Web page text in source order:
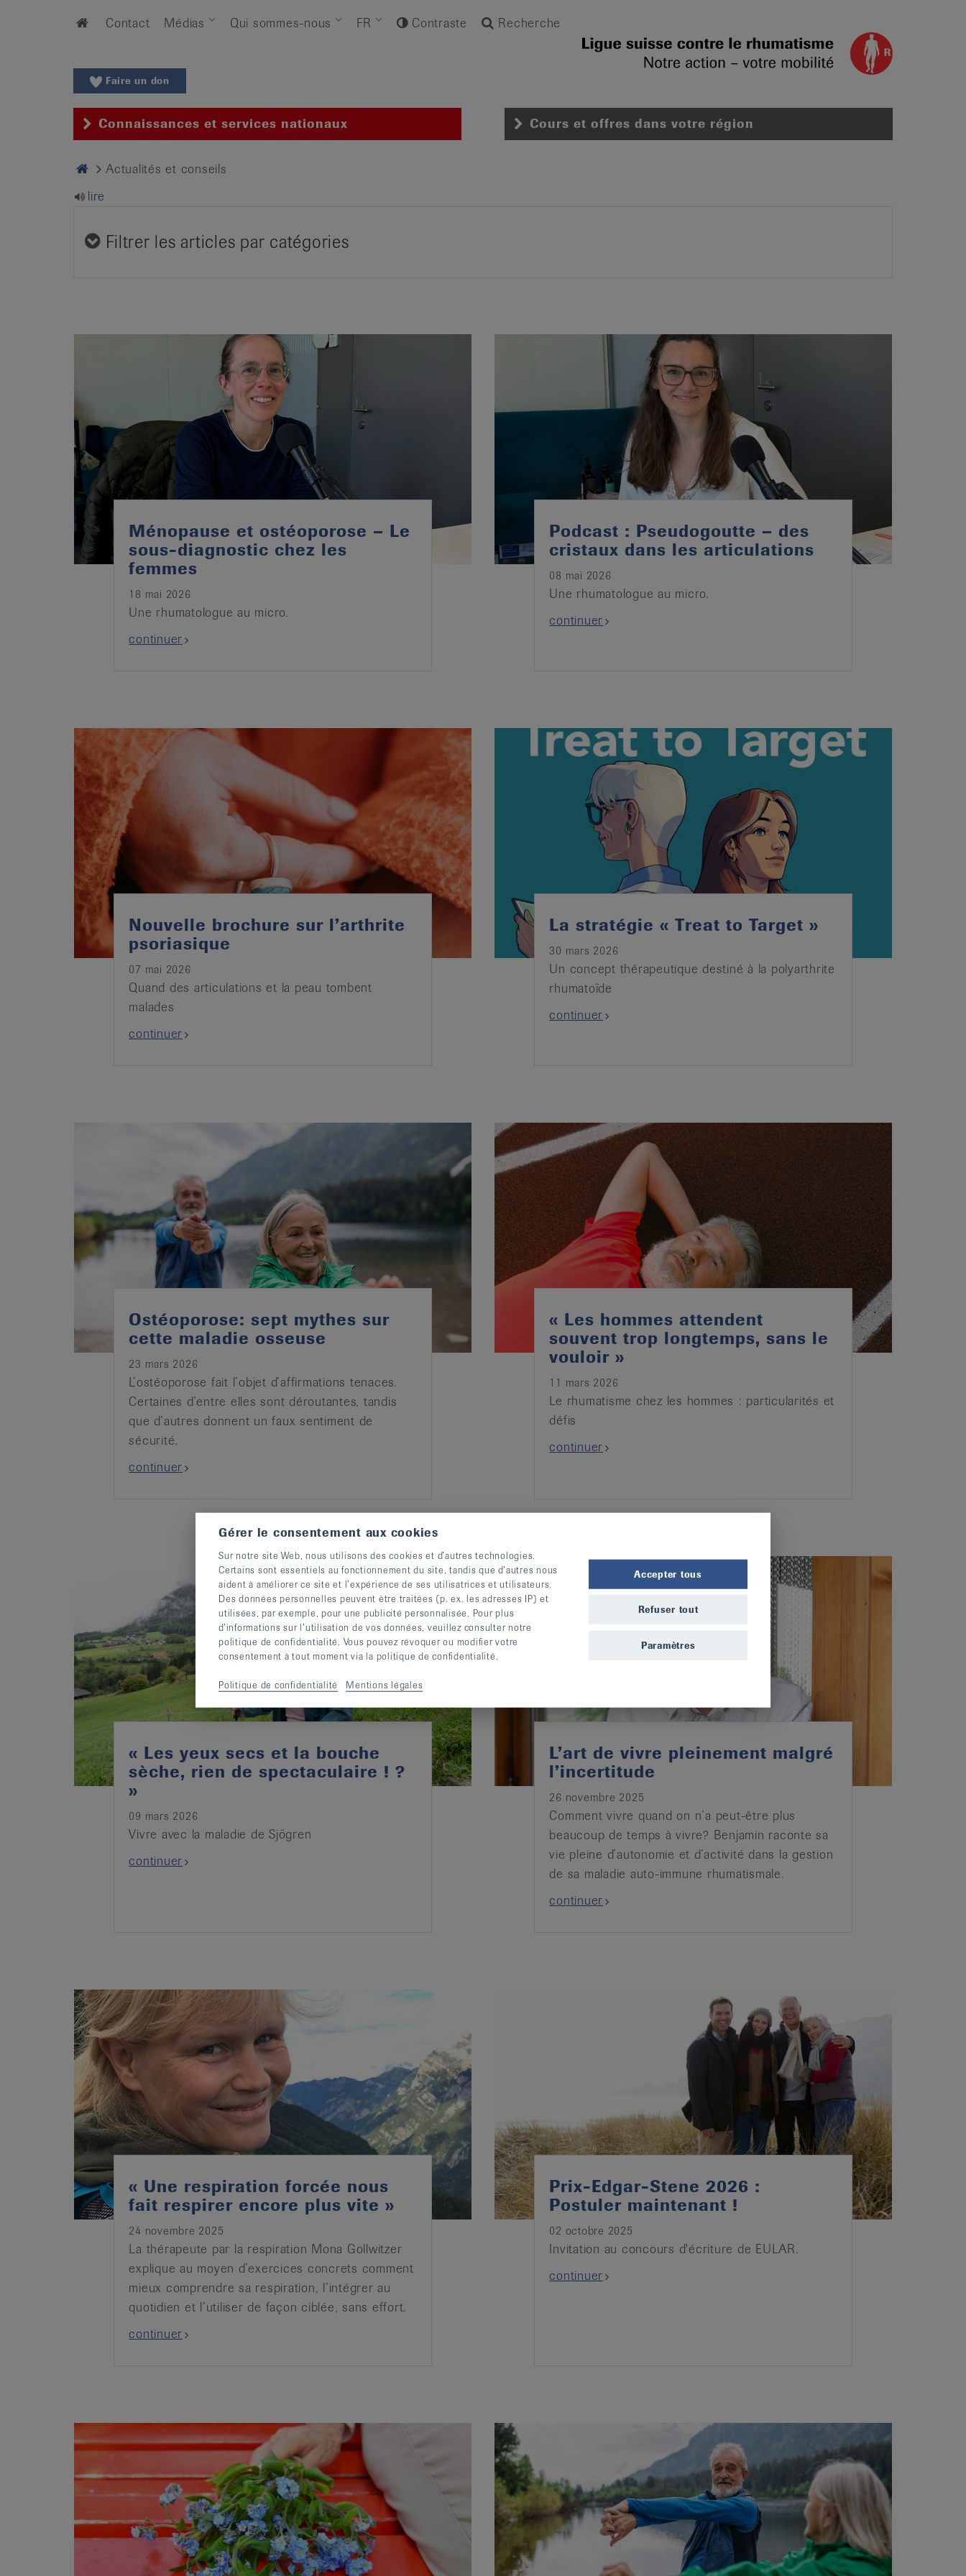
Home
Contact Médias Qui sommes-nous FR Contraste Recherche
Faire un don
Connaissances et services nationaux Cours et offres dans votre région
Home
Actualités et conseils
lire
Filtrer les articles par catégories
Ménopause et ostéoporose – Le
sous-diagnostic chez les
femmes
18 mai 2026
Une rhumatologue au micro.
continuer
Podcast : Pseudogoutte – des
cristaux dans les articulations
08 mai 2026
Une rhumatologue au micro.
continuer
Nouvelle brochure sur l’arthrite
psoriasique
07 mai 2026
Quand des articulations et la peau tombent
malades
continuer
La stratégie « Treat to Target »
30 mars 2026
Un concept thérapeutique destiné à la polyarthrite
rhumatoïde
continuer
Ostéoporose: sept mythes sur
cette maladie osseuse
23 mars 2026
L’ostéoporose fait l’objet d’affirmations tenaces.
Certaines d’entre elles sont déroutantes, tandis
que d’autres donnent un faux sentiment de
sécurité.
continuer
« Les hommes attendent
souvent trop longtemps, sans le
vouloir »
11 mars 2026
Le rhumatisme chez les hommes : particularités et
défis
continuer
« Les yeux secs et la bouche
sèche, rien de spectaculaire ! ?
»
09 mars 2026
Vivre avec la maladie de Sjögren
continuer
L’art de vivre pleinement malgré
l’incertitude
26 novembre 2025
Comment vivre quand on n’a peut-être plus
beaucoup de temps à vivre? Benjamin raconte sa
vie pleine d’autonomie et d’activité dans la gestion
de sa maladie auto-immune rhumatismale.
continuer
« Une respiration forcée nous
fait respirer encore plus vite »
24 novembre 2025
La thérapeute par la respiration Mona Gollwitzer
explique au moyen d’exercices concrets comment
mieux comprendre sa respiration, l’intégrer au
quotidien et l’utiliser de façon ciblée, sans effort.
continuer
Prix-Edgar-Stene 2026 :
Postuler maintenant !
02 octobre 2025
Invitation au concours d'écriture de EULAR.
continuer
Gérer le consentement aux cookies
Sur notre site Web, nous utilisons des cookies et d’autres technologies.
Certains sont essentiels au fonctionnement du site, tandis que d’autres nous
aident à améliorer ce site et l’expérience de ses utilisatrices et utilisateurs.
Des données personnelles peuvent être traitées (p. ex. les adresses IP) et
utilisées, par exemple, pour une publicité personnalisée. Pour plus
d’informations sur l’utilisation de vos données, veuillez consulter notre
politique de confidentialité. Vous pouvez révoquer ou modifier votre
consentement à tout moment via la politique de confidentialité.
Politique de confidentialité Mentions légales
Accepter tous
Refuser tout
Paramètres